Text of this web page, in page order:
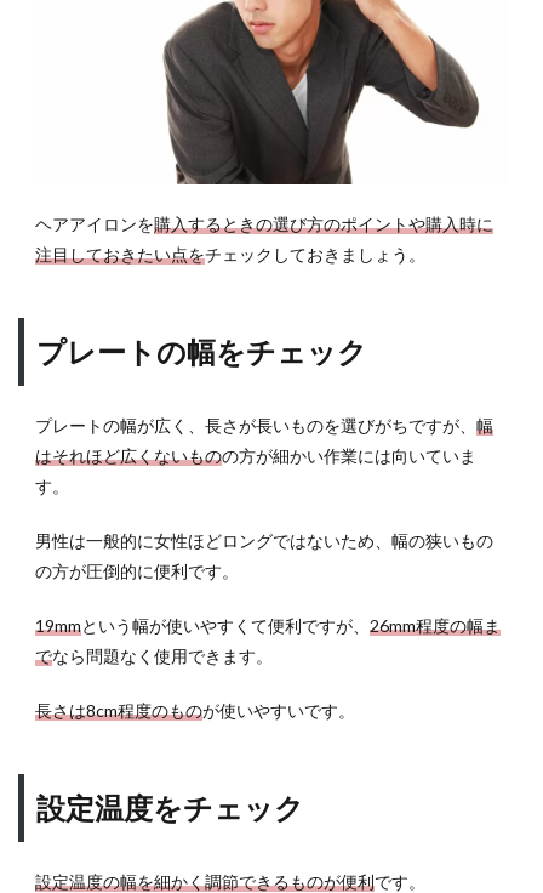
ヘアアイロンを購入するときの選び方のポイントや購入時に
注目しておきたい点をチェックしておきましょう。
プレートの幅をチェック
プレートの幅が広く、長さが長いものを選びがちですが、 幅
はそれほど広くないものの方が細かい作業には向いていま
す。
男性は一般的に女性ほどロングではないため、幅の狭いもの
の方が圧倒的に便利です。
19mmという幅が使いやすくて便利ですが、 26mm程度の幅ま
でなら問題なく使用できます。
長さは8cm程度のものが使いやすいです。
設定温度をチェック
設定温度の幅を細かく調節できるものが便利です。